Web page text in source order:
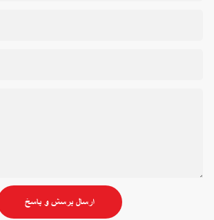
ارسال پرسش و پاسخ